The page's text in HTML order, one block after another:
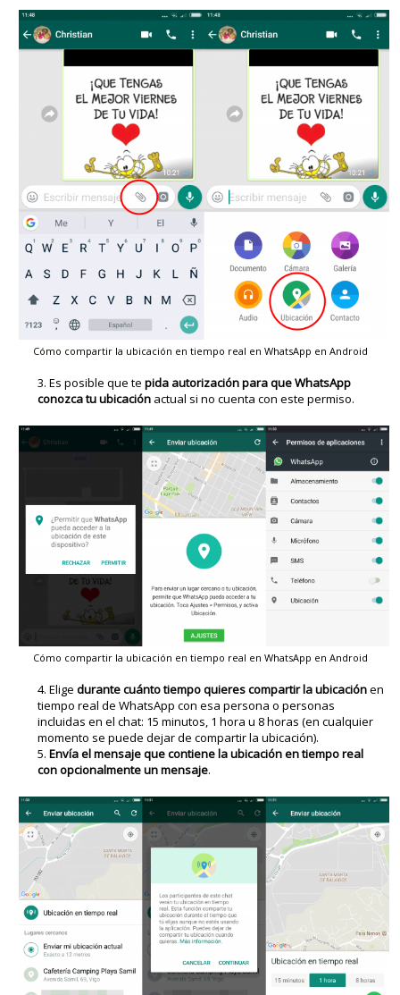
Cómo compartir la ubicación en tiempo real en WhatsApp en Android
Es posible que tepida autorización para que WhatsApp
conozca tu ubicación actual si no cuenta con este permiso.
Cómo compartir la ubicación en tiempo real en WhatsApp en Android
Eligedurante cuánto tiempo quieres compartir la ubicaciónen
tiempo real de WhatsApp con esa persona o personas
incluidas en el chat: 15 minutos, 1 hora u 8 horas (en cualquier
momento se puede dejar de compartir la ubicación).
Envía el mensaje que contiene la ubicación en tiempo real
con opcionalmente un mensaje.